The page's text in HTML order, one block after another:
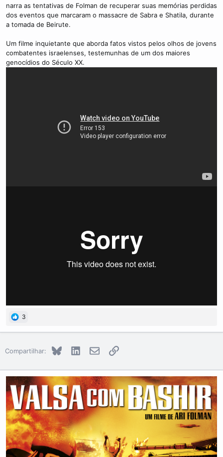
narra as tentativas de Folman de recuperar suas memórias perdidas
dos eventos que marcaram o massacre de Sabra e Shatila, durante
a tomada de Beirute.
Um filme inquietante que aborda fatos vistos pelos olhos de jovens
combatentes israelenses, testemunhas de um dos maiores
genocídios do Século XX.
3
Compartilhar: Bluesky LinkedInE-mailLink